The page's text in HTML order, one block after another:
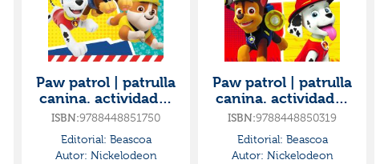
Paw patrol | patrulla
canina. actividades
- ¡misión en colores!
ISBN:9788448851750
Editorial: Beascoa
Autor: Nickelodeon
Paw patrol | patrulla
canina. actividades
- misión canina:
ISBN:9788448850319
Editorial: Beascoa
Autor: Nickelodeon